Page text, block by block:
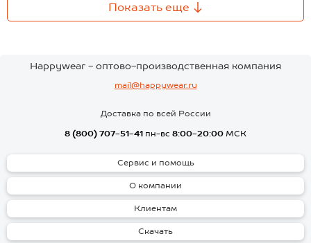
Показать еще
Happywear - оптово-производственная компания
mail@happywear.ru
Доставка по всей России
8 (800) 707-51-41 пн-вс 8:00-20:00 МСК
Сервис и помощь
О компании
Клиентам
Скачать